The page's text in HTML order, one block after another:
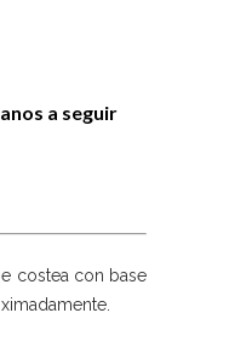
a seguir
costea con base